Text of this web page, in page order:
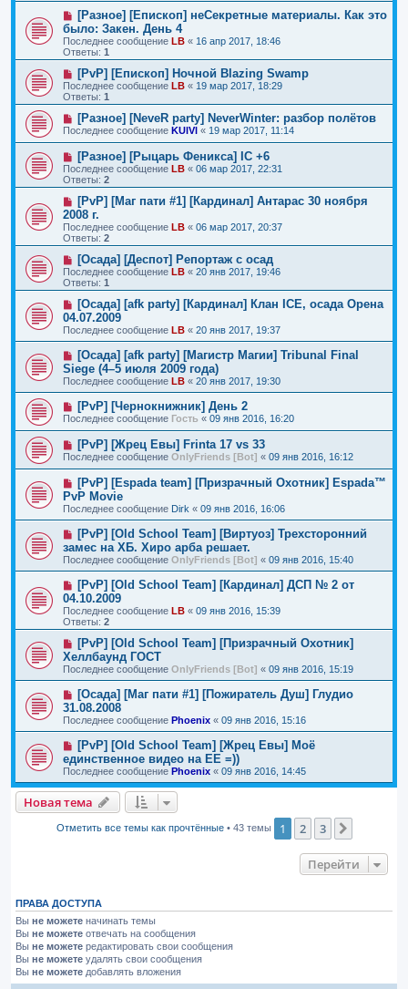
[Разное] [Епископ] неСекретные материалы. Как это
было: Закен. День 4
Последнее сообщение LB « 16 апр 2017, 18:46
Ответы: 1
[PvP] [Епископ] Ночной Blazing Swamp
Последнее сообщение LB « 19 мар 2017, 18:29
Ответы: 1
[Разное] [NeveR party] NeverWinter: разбор полётов
Последнее сообщение KUlVl « 19 мар 2017, 11:14
[Разное] [Рыцарь Феникса] IC +6
Последнее сообщение LB « 06 мар 2017, 22:31
Ответы: 2
[PvP] [Маг пати #1] [Кардинал] Антарас 30 ноября
2008 г.
Последнее сообщение LB « 06 мар 2017, 20:37
Ответы: 2
[Осада] [Деспот] Репортаж с осад
Последнее сообщение LB « 20 янв 2017, 19:46
Ответы: 1
[Осада] [afk party] [Кардинал] Клан ICE, осада Орена
04.07.2009
Последнее сообщение LB « 20 янв 2017, 19:37
[Осада] [afk party] [Магистр Магии] Tribunal Final
Siege (4–5 июля 2009 года)
Последнее сообщение LB « 20 янв 2017, 19:30
[PvP] [Чернокнижник] День 2
Последнее сообщение Гость « 09 янв 2016, 16:20
[PvP] [Жрец Евы] Frinta 17 vs 33
Последнее сообщение OnlyFriends [Bot] « 09 янв 2016, 16:12
[PvP] [Espada team] [Призрачный Охотник] Espada™
PvP Movie
Последнее сообщение Dirk « 09 янв 2016, 16:06
[PvP] [Old School Team] [Виртуоз] Трехсторонний
замес на ХБ. Хиро арба решает.
Последнее сообщение OnlyFriends [Bot] « 09 янв 2016, 15:40
[PvP] [Old School Team] [Кардинал] ДСП № 2 от
04.10.2009
Последнее сообщение LB « 09 янв 2016, 15:39
Ответы: 2
[PvP] [Old School Team] [Призрачный Охотник]
Хеллбаунд ГОСТ
Последнее сообщение OnlyFriends [Bot] « 09 янв 2016, 15:19
[Осада] [Маг пати #1] [Пожиратель Душ] Глудио
31.08.2008
Последнее сообщение Phoenix « 09 янв 2016, 15:16
[PvP] [Old School Team] [Жрец Евы] Моё
единственное видео на ЕЕ =))
Последнее сообщение Phoenix « 09 янв 2016, 14:45
Новая тема
Отметить все темы как прочтённые• 43 темы 1 2 3
Перейти
ПРАВА ДОСТУПА
Вы не можете начинать темы
Вы не можете отвечать на сообщения
Вы не можете редактировать свои сообщения
Вы не можете удалять свои сообщения
Вы не можете добавлять вложения